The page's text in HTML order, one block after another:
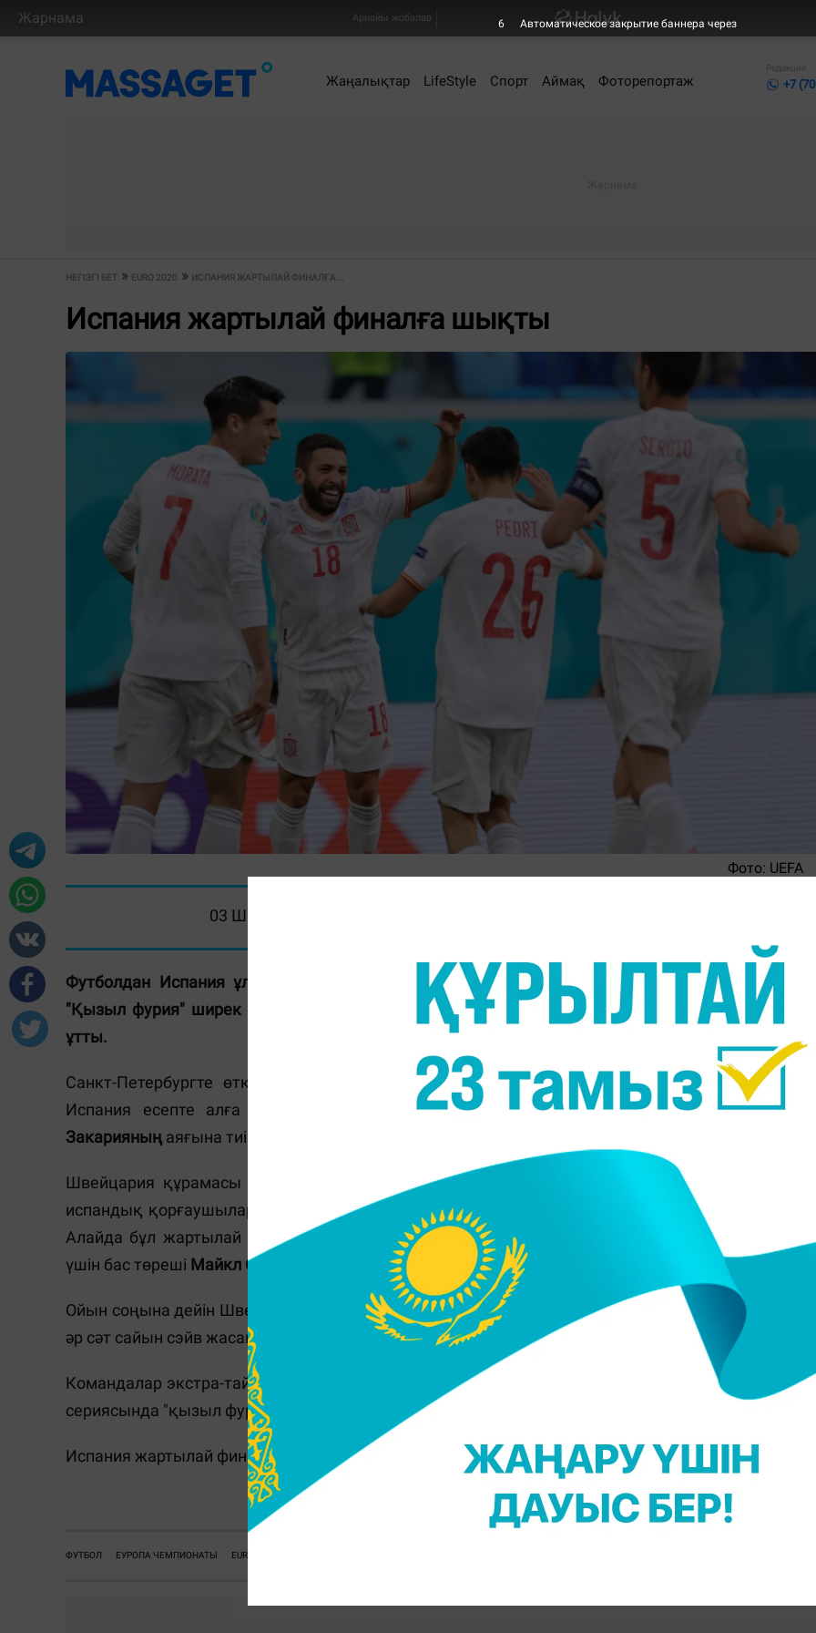
Жарнама Арнайы жобалар
Жаңалықтар LifeStyle Спорт Аймақ Фоторепортаж
Редакция
+7
НЕГІЗГІ БЕТ EURO 2020 ИСПАНИЯ ЖАРТЫЛАЙ ФИНАЛҒА...
Испания жартылай финалға шықты
Фото: UEFA
03 Шілде 2021, 00:51
Футболдан Испания ұлттық құрамасы Еуропа чемпионатының жартылай финалына шықты.
"Қызыл фурия" ширек финалда Швейцария құрамасын ойын соңындағы пенальти сериясында
ұтты.
Санкт-Петербургте өткен кездесудің негізгі уақыты 1:1 есебімен аяқталды. Бірінші болып
Испания есепте алға шықты.
Жорди Альбатепкен доп швейцариялық қорғаушыДенис
Закарияның аяғына тиіп, қақпа төрінен бір-ақ шықты. Нәтижесінде автогол есепке алынды.
Швейцария құрамасы екінші таймда таразы басын теңестірді. 68 минутта
Джордан Шакири
испандық қорғаушылардың қателігінен кейін гол соқты. Нәтижелі пасты
Ремо Фройлер
Алайда бұл жартылай қорғаушы 10 минуттан кейін алаңнан қуылды. Өрескел ереже
үшін бас төреші Майкл Оливер бірден қызыл қағаз көрсетті.
Ойын соңына дейін Швейцария құрамасы 10 ойыншымен қорғанып бақты. Қақпашы
Ян Зоммер
әр сәт сайын сэйв жасап, қақпасын қорғаумен болды.
Командалар экстра-таймда да есепті өзгерте алған жоқ. Нәтижесінде ойын соңындағы пенальти
сериясында "қызыл фурияның" бағы жанды.
Испания жартылай финалда Бельгия – Италия құрамаларының ұтқанымен кездеседі.
Н. Үсенова
ФУТБОЛ ЕУРОПА ЧЕМПИОНАТЫ EURO 2020
6 Автоматическое закрытие баннера через